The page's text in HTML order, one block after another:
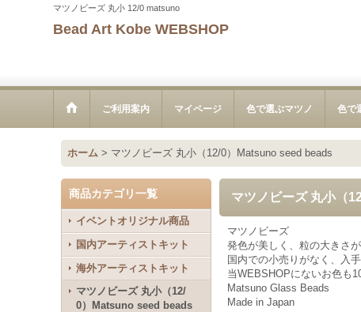
マツノビーズ 丸小 12/0 matsuno
Bead Art Kobe WEBSHOP
ご利用案内 マイページ 色で選ぶマツノ 色で
ホーム > マツノビーズ 丸小（12/0）Matsuno seed beads
商品カテゴリ一覧
イベントオリジナル商品
国内アーティストキット
海外アーティストキット
マツノビーズ 丸小（12/
0）Matsuno seed beads
マツノビーズ 丸小（
マツノビーズ
発色が美しく、粒の大きさ
国内での小売りがなく、入
当WEBSHOPにないお色も
Matsuno Glass Beads
Made in Japan